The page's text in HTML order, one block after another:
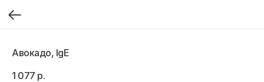
Авокадо, IgE
1 077 р.